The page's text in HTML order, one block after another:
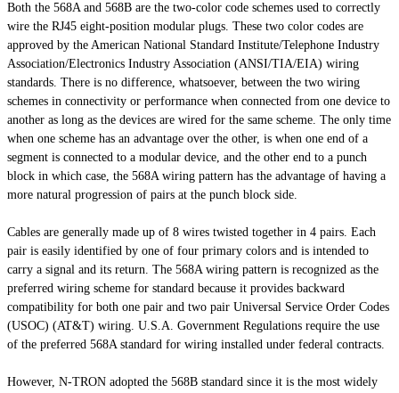
Both the 568A and 568B are the two-color code schemes used to correctly
wire the RJ45 eight-position modular plugs. These two color codes are
approved by the American National Standard Institute/Telephone Industry
Association/Electronics Industry Association (ANSI/TIA/EIA) wiring
standards. There is no difference, whatsoever, between the two wiring
schemes in connectivity or performance when connected from one device to
another as long as the devices are wired for the same scheme. The only time
when one scheme has an advantage over the other, is when one end of a
segment is connected to a modular device, and the other end to a punch
block in which case, the 568A wiring pattern has the advantage of having a
more natural progression of pairs at the punch block side.
Cables are generally made up of 8 wires twisted together in 4 pairs. Each
pair is easily identified by one of four primary colors and is intended to
carry a signal and its return. The 568A wiring pattern is recognized as the
preferred wiring scheme for standard because it provides backward
compatibility for both one pair and two pair Universal Service Order Codes
(USOC) (AT&T) wiring. U.S.A. Government Regulations require the use
of the preferred 568A standard for wiring installed under federal contracts.
However, N-TRON adopted the 568B standard since it is the most widely